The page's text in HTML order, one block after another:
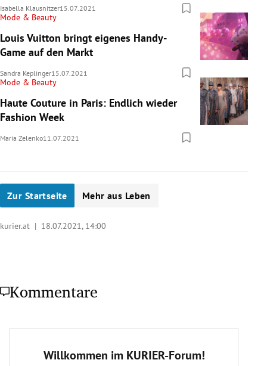
Isabella Klausnitzer15.07.2021
Mode & Beauty
Louis Vuitton bringt eigenes Handy-
Game auf den Markt
Sandra Keplinger15.07.2021
Mode & Beauty
Haute Couture in Paris: Endlich wieder
Fashion Week
Maria Zelenko11.07.2021
Zur Startseite Mehr aus Leben
kurier.at | 18.07.2021, 14:00
Kommentare